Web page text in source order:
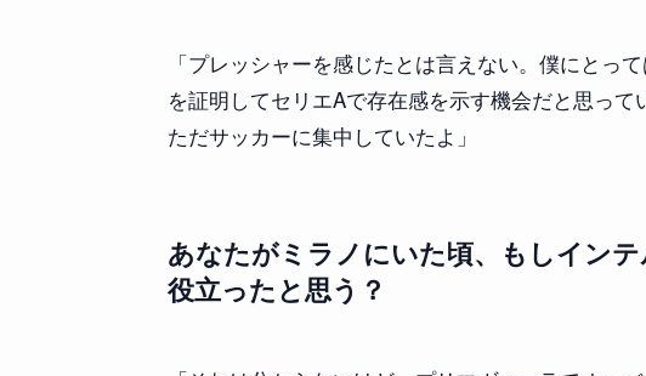
「プレッシャーを感じたとは言えない。僕にとっ
を証明してセリエAで存在感を示す機会だと思って
ただサッカーに集中していたよ」
あなたがミラノにいた頃、もしイン
役立ったと思う？